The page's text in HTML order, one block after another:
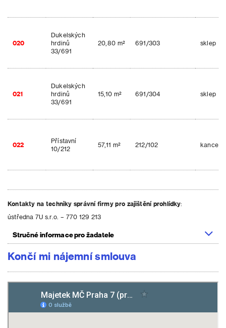
020
Dukelských
hrdinů
33/691
20,80 m² 691/303 sklep
021
Dukelských
hrdinů
33/691
15,10 m² 691/304 sklep
022
Přístavní
10/212
57,11 m² 212/102 kancelář
Kontakty na techniky správní firmy pro zajištění prohlídky:
ústředna 7U s.r.o. – 770 129 213
Stručné informace pro žadatele
Končí mi nájemní smlouva